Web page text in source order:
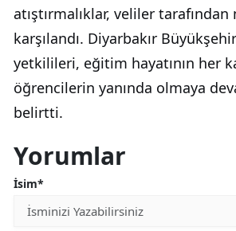
atıştırmalıklar, veliler
karşılandı. Diyarbakır
yetkilileri, eğitim hayatının her
öğrencilerin yanında olmaya
belirtti.
Yorumlar
İsim*